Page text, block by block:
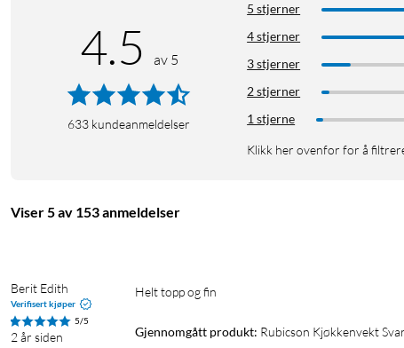
4.5 av 5
633 kundeanmeldelser
5 stjerner
4 stjerner
3 stjerner
2 stjerner
1 stjerne
Klikk her ovenfor for å
Viser 5 av 153 anmeldelser
Berit Edith
Verifisert kjøper
5/5
2 år siden
Helt topp og fin
Gjennomgått produkt: Rubicson Kjøkkenvekt